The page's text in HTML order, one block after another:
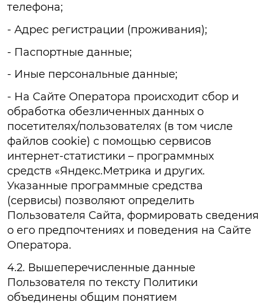
телефона;
- Адрес регистрации (проживания);
- Паспортные данные;
- Иные персональные данные;
- На Сайте Оператора происходит сбор и
обработка обезличенных данных о
посетителях/пользователях (в том числе
файлов cookie) с помощью сервисов
интернет-статистики – программных
средств «Яндекс.Метрика и других.
Указанные программные средства
(сервисы) позволяют определить
Пользователя Сайта, формировать сведения
о его предпочтениях и поведения на Сайте
Оператора.
4.2. Вышеперечисленные данные
Пользователя по тексту Политики
объединены общим понятием